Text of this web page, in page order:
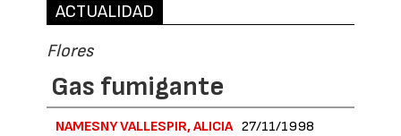
ACTUALIDAD
Flores
Gas fumigante
NAMESNY VALLESPIR, ALICIA 27/11/1998